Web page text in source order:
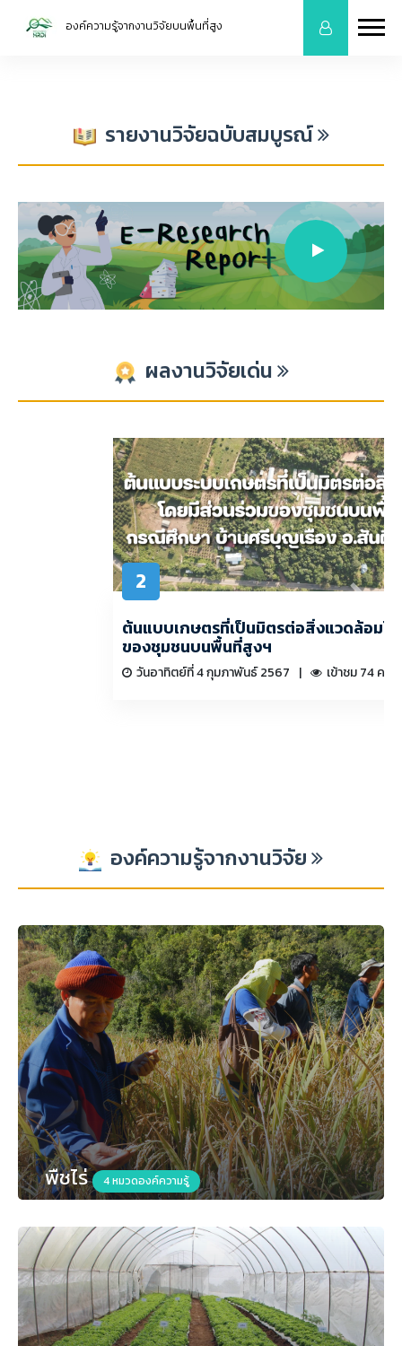
องค์ความรู้จากงานวิจัยบนพื้นที่สูง
รายงานวิจัยฉบับสมบูรณ์
ผลงานวิจัยเด่น
พร้อมหรือไม่?กับการขายออนไลน์บนพื้นที่สูง
วันศุกร์ที่ 14 มิถุนายน 2567 เข้าชม 88 ครั้ง
องค์ความรู้จากงานวิจัย
พืชไร่ 4 หมวดองค์ความรู้